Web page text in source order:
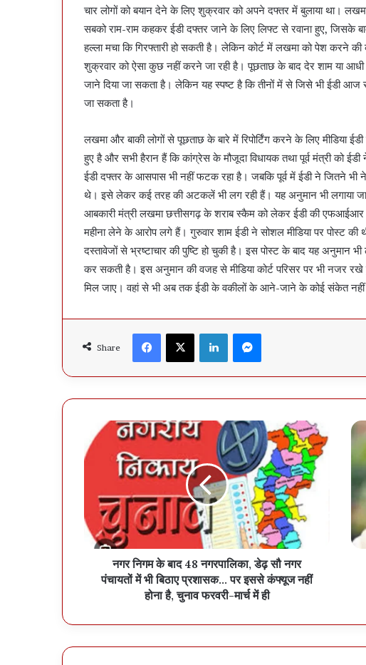
चार लोगों को बयान देने के लिए शुक्रवार को अपने दफ्तर में बुलाया था।
सबको राम-राम कहकर ईडी दफ्तर जाने के लिए लिफ्ट से रवाना हुए, जिसके
हल्ला मचा कि गिरफ्तारी हो सकती है। लेकिन कोर्ट में लखमा को पेश करने
शुक्रवार को ऐसा कुछ नहीं करने जा रही है। पूछताछ के बाद देर शाम या
जाने दिया जा सकता है। लेकिन यह स्पष्ट है कि तीनों में से जिसे भी ईडी
जा सकता है।
लखमा और बाकी लोगों से पूछताछ के बारे में रिपोर्टिंग करने के लिए मीडिया
हुए है और सभी हैरान हैं कि कांग्रेस के मौजूदा विधायक तथा पूर्व मंत्री को ईडी
ईडी दफ्तर के आसपास भी नहीं फटक रहा है। जबकि पूर्व में ईडी ने जितने
थे। इसे लेकर कई तरह की अटकलें भी लग रही हैं। यह अनुमान भी लगाया जा
आबकारी मंत्री लखमा छत्तीसगढ़ के शराब स्कैम को लेकर ईडी की
महीना लेने के आरोप लगे हैं। गुरुवार शाम ईडी ने सोशल मीडिया पर पोस्ट
दस्तावेजों से भ्रष्टाचार की पुष्टि हो चुकी है। इस पोस्ट के बाद यह अनुमान भी
कर सकती है। इस अनुमान की वजह से मीडिया कोर्ट परिसर पर भी नजर
मिल जाए। वहां से भी अब तक ईडी के वकीलों के आने-जाने के कोई संकेत नहीं
Share
Facebook X LinkedIn
नगर निगम के बाद 48 नगरपालिका, डेढ़ सौ नगर
पंचायतों में भी बिठाए प्रशासक... पर इससे कंफ्यूज नहीं
होना है, चुनाव फरवरी-मार्च में ही